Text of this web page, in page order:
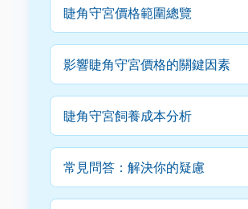
睫角守宮價格範圍總覽
影響睫角守宮價格的關鍵因素
睫角守宮飼養成本分析
常見問答：解決你的疑慮